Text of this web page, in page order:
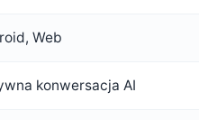
Web
konwersacja AI